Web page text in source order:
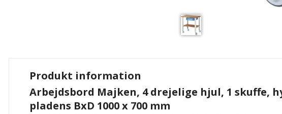
Produkt information
Arbejdsbord Majken, 4 drejelige hjul, 1 skuffe,
pladens BxD 1000 x 700 mm